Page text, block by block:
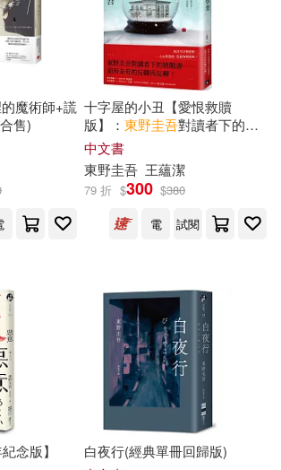
社(1)
東立(1)
社(1)
社(1)
的魔術師+謊
售)
十字屋的小丑【愛恨救贖
版】： 東野圭吾對讀者下的挑
戰書──前所未有的反轉再反
轉!
中文書
東野圭吾 王蘊潔
79 折 $300 $380
電
試閱
念版】
白夜行(經典單冊回歸版)